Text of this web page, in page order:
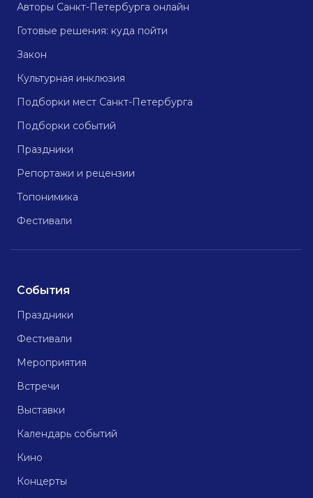
Авторы Санкт-Петербурга онлайн
Готовые решения: куда пойти
Закон
Культурная инклюзия
Подборки мест Санкт-Петербурга
Подборки событий
Праздники
Репортажи и рецензии
Топонимика
Фестивали
События
Праздники
Фестивали
Мероприятия
Встречи
Выставки
Календарь событий
Кино
Концерты